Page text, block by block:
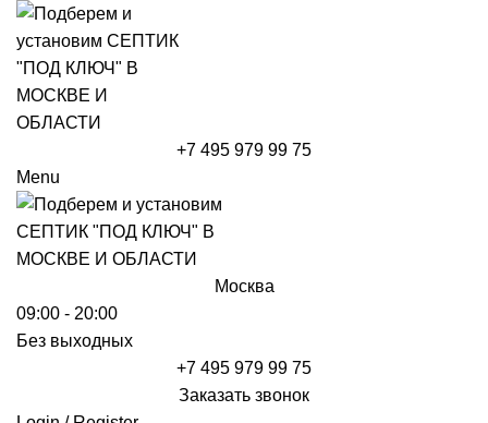
+7 495 979 99 75
Menu
Москва
09:00 - 20:00
Без выходных
+7 495 979 99 75
Заказать звонок